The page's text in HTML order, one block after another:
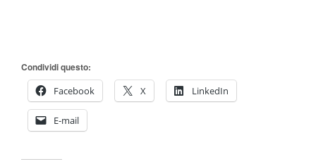
Condividi questo:
Facebook
X LinkedIn
E-mail